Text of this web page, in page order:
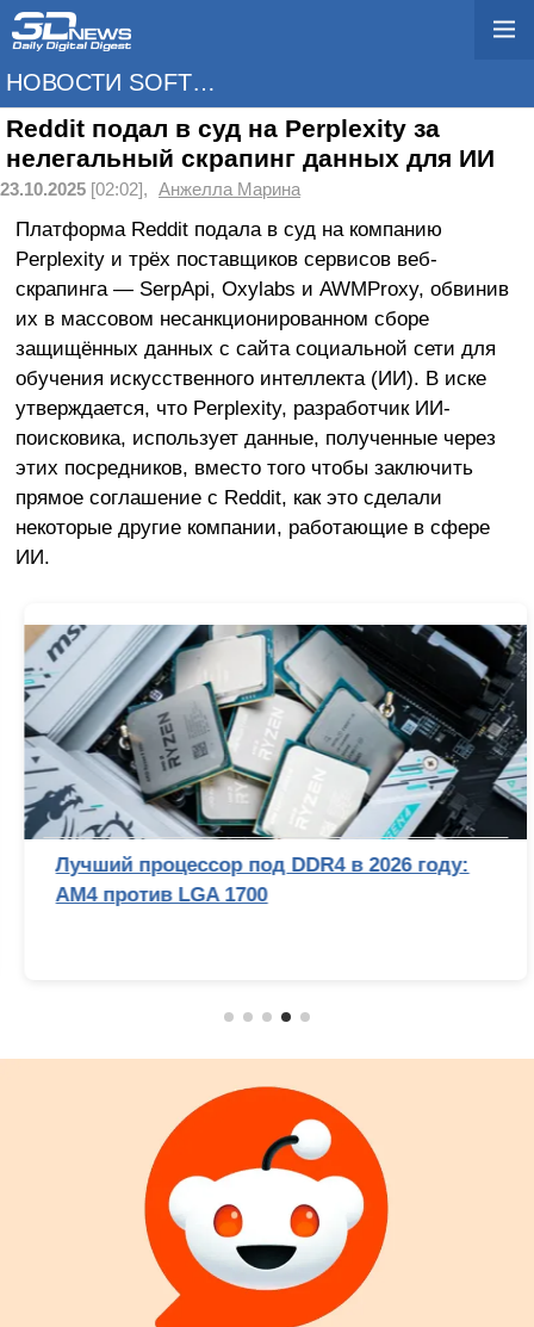
НОВОСТИ SOFTWARE
Reddit подал в суд на Perplexity за
нелегальный скрапинг данных для ИИ
23.10.2025 [02:02], Анжелла Марина
Платформа Reddit подала в суд на компанию
Perplexity и трёх поставщиков сервисов веб-
скрапинга — SerpApi, Oxylabs и AWMProxy, обвинив
их в массовом несанкционированном сборе
защищённых данных с сайта социальной сети для
обучения искусственного интеллекта (ИИ). В иске
утверждается, что Perplexity, разработчик ИИ-
поисковика, использует данные, полученные через
этих посредников, вместо того чтобы заключить
прямое соглашение с Reddit, как это сделали
некоторые другие компании, работающие в сфере
ИИ.
Лучший процессор под DDR4 в 2026 году:
AM4 против LGA 1700